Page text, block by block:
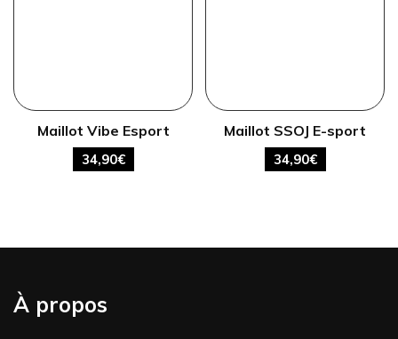
Maillot Vibe Esport
34,90€
Maillot SSOJ E-sport
34,90€
À propos